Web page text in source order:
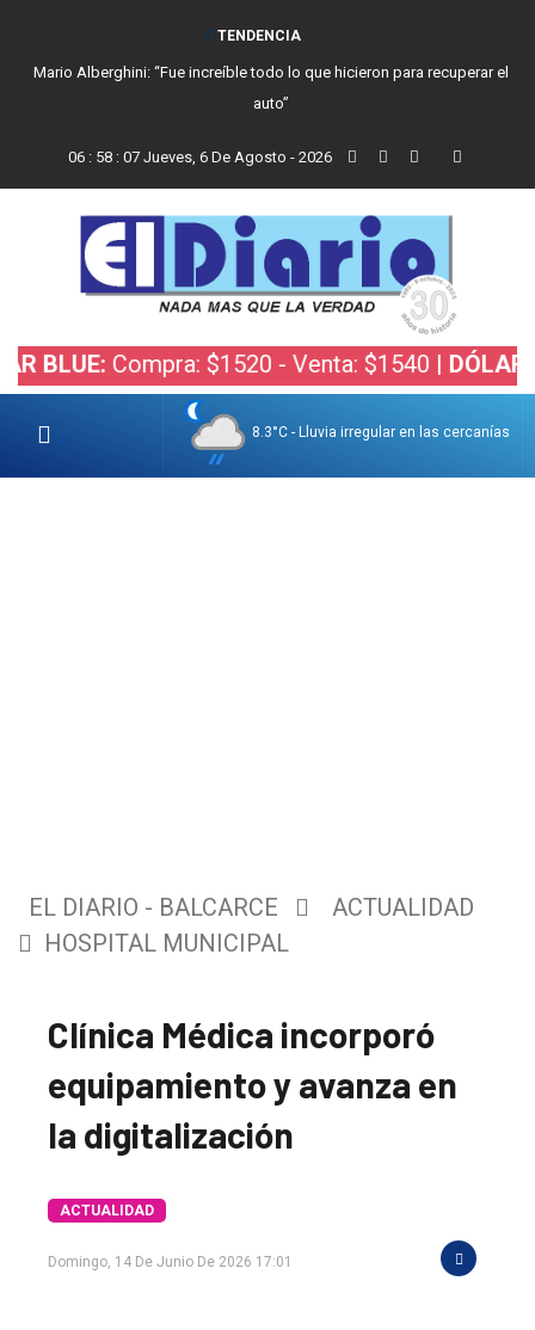
TENDENCIA
Mario Alberghini: “Fue increíble todo lo que hicieron para recuperar el
auto”
06: 58: 08 Jueves, 6 De Agosto - 2026
Compra: $1520 - Venta: $1540 | DÓLAR
8.3°C - Lluvia irregular en las cercanías
EL DIARIO - BALCARCE
ACTUALIDAD
HOSPITAL MUNICIPAL
Clínica Médica incorporó
equipamiento y avanza en
la digitalización
ACTUALIDAD
Domingo, 14 De Junio De 2026 17:01